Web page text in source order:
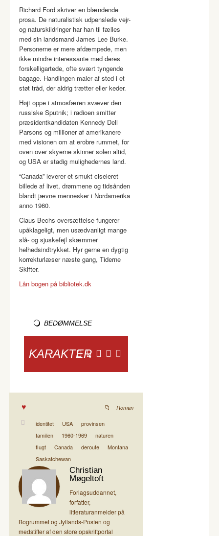
Richard Ford skriver en blændende
prosa. De naturalistisk udpenslede vejr-
og naturskildringer har han til fælles
med sin landsmand James Lee Burke.
Personerne er mere afdæmpede, men
ikke mindre interessante med deres
forskelligartede, ofte svært tyngende
bagage. Handlingen maler af sted i et
støt tråd, der aldrig trætter eller keder.
Højt oppe i atmosfæren svæver den
russiske Sputnik; i radioen smitter
præsidentkandidaten Kennedy Dell
Parsons og millioner af amerikanere
med visionen om at erobre rummet, for
oven over skyerne skinner solen altid,
og USA er stadig mulighedernes land.
“Canada” leverer et smukt ciseleret
billede af livet, drømmene og tidsånden
blandt jævne mennesker i Nordamerika
anno 1960.
Claus Bechs oversættelse fungerer
upåklageligt, men usædvanligt mange
slå- og sjuskefejl skæmmer
helhedsindtrykket. Hyr gerne en dygtig
korrekturlæser næste gang, Tiderne
Skifter.
Lån bogen på bibliotek.dk
BEDØMMELSE
KARAKTER
Roman
identitet USA
provinsen
familien
1960-1969
naturen
flugt
Canada deroute
Montana
Saskatchewan
Christian
Møgeltoft
Forlagsuddannet,
forfatter,
litteraturanmelder på
Bogrummet og Jyllands-Posten og
medstifter af den store opskriftportal